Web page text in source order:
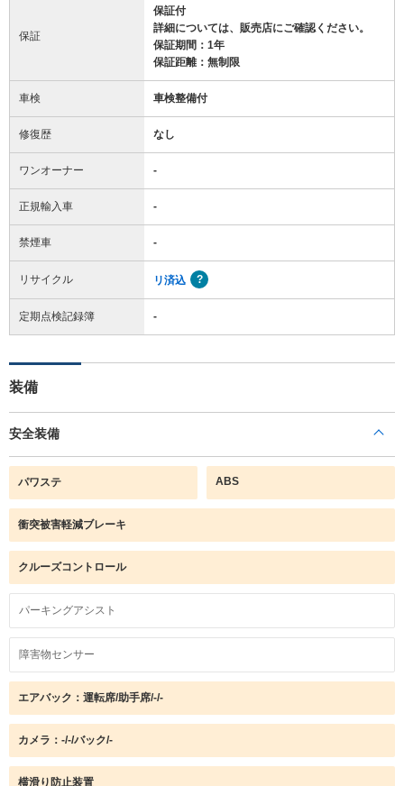
保証
保証付
詳細については、販売店にご確認ください。
保証期間：1年
保証距離：無制限
車検 車検整備付
修復歴 なし
ワンオーナー -
正規輸入車 -
禁煙車 -
リサイクル リ済込
定期点検記録簿 -
装備
安全装備
パワステ ABS
衝突被害軽減ブレーキ
クルーズコントロール
パーキングアシスト
障害物センサー
エアバック：運転席/助手席/-/-
カメラ：-/-/バック/-
横滑り防止装置